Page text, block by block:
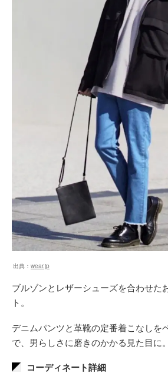
出典： wear.jp
ブルゾンとレザーシューズを合わせた
ト。
デニムパンツと革靴の定番着こなしを
で、男らしさに磨きのかかる見た目に。
コーディネート詳細